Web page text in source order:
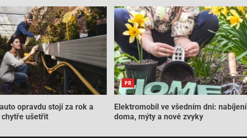
opravdu stojí za rok a
chytře ušetřit
PR
Elektromobil ve všedním dni: nabíjení
doma, mýty a nové zvyky